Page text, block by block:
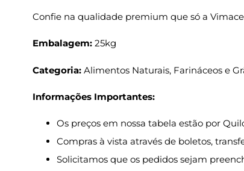
Confie na qualidade premium que só a
Embalagem:25kg
Categoria:Alimentos Naturais, Farináceos e
Informações Importantes:
Os preços em nossa tabela estão por
Compras à vista através de boletos,
Solicitamos que os pedidos sejam